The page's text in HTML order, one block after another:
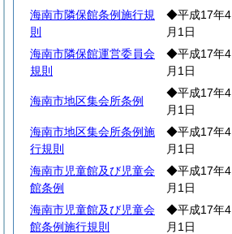
海南市隣保館条例施行規
則
◆平成17年4
月1日
海南市隣保館運営委員会
規則
◆平成17年4
月1日
海南市地区集会所条例
◆平成17年4
月1日
海南市地区集会所条例施
行規則
◆平成17年4
月1日
海南市児童館及び児童会
館条例
◆平成17年4
月1日
海南市児童館及び児童会
館条例施行規則
◆平成17年4
月1日